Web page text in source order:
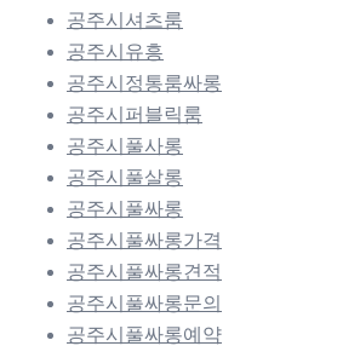
공주시셔츠룸
공주시유흥
공주시정통룸싸롱
공주시퍼블릭룸
공주시풀사롱
공주시풀살롱
공주시풀싸롱
공주시풀싸롱가격
공주시풀싸롱견적
공주시풀싸롱문의
공주시풀싸롱예약